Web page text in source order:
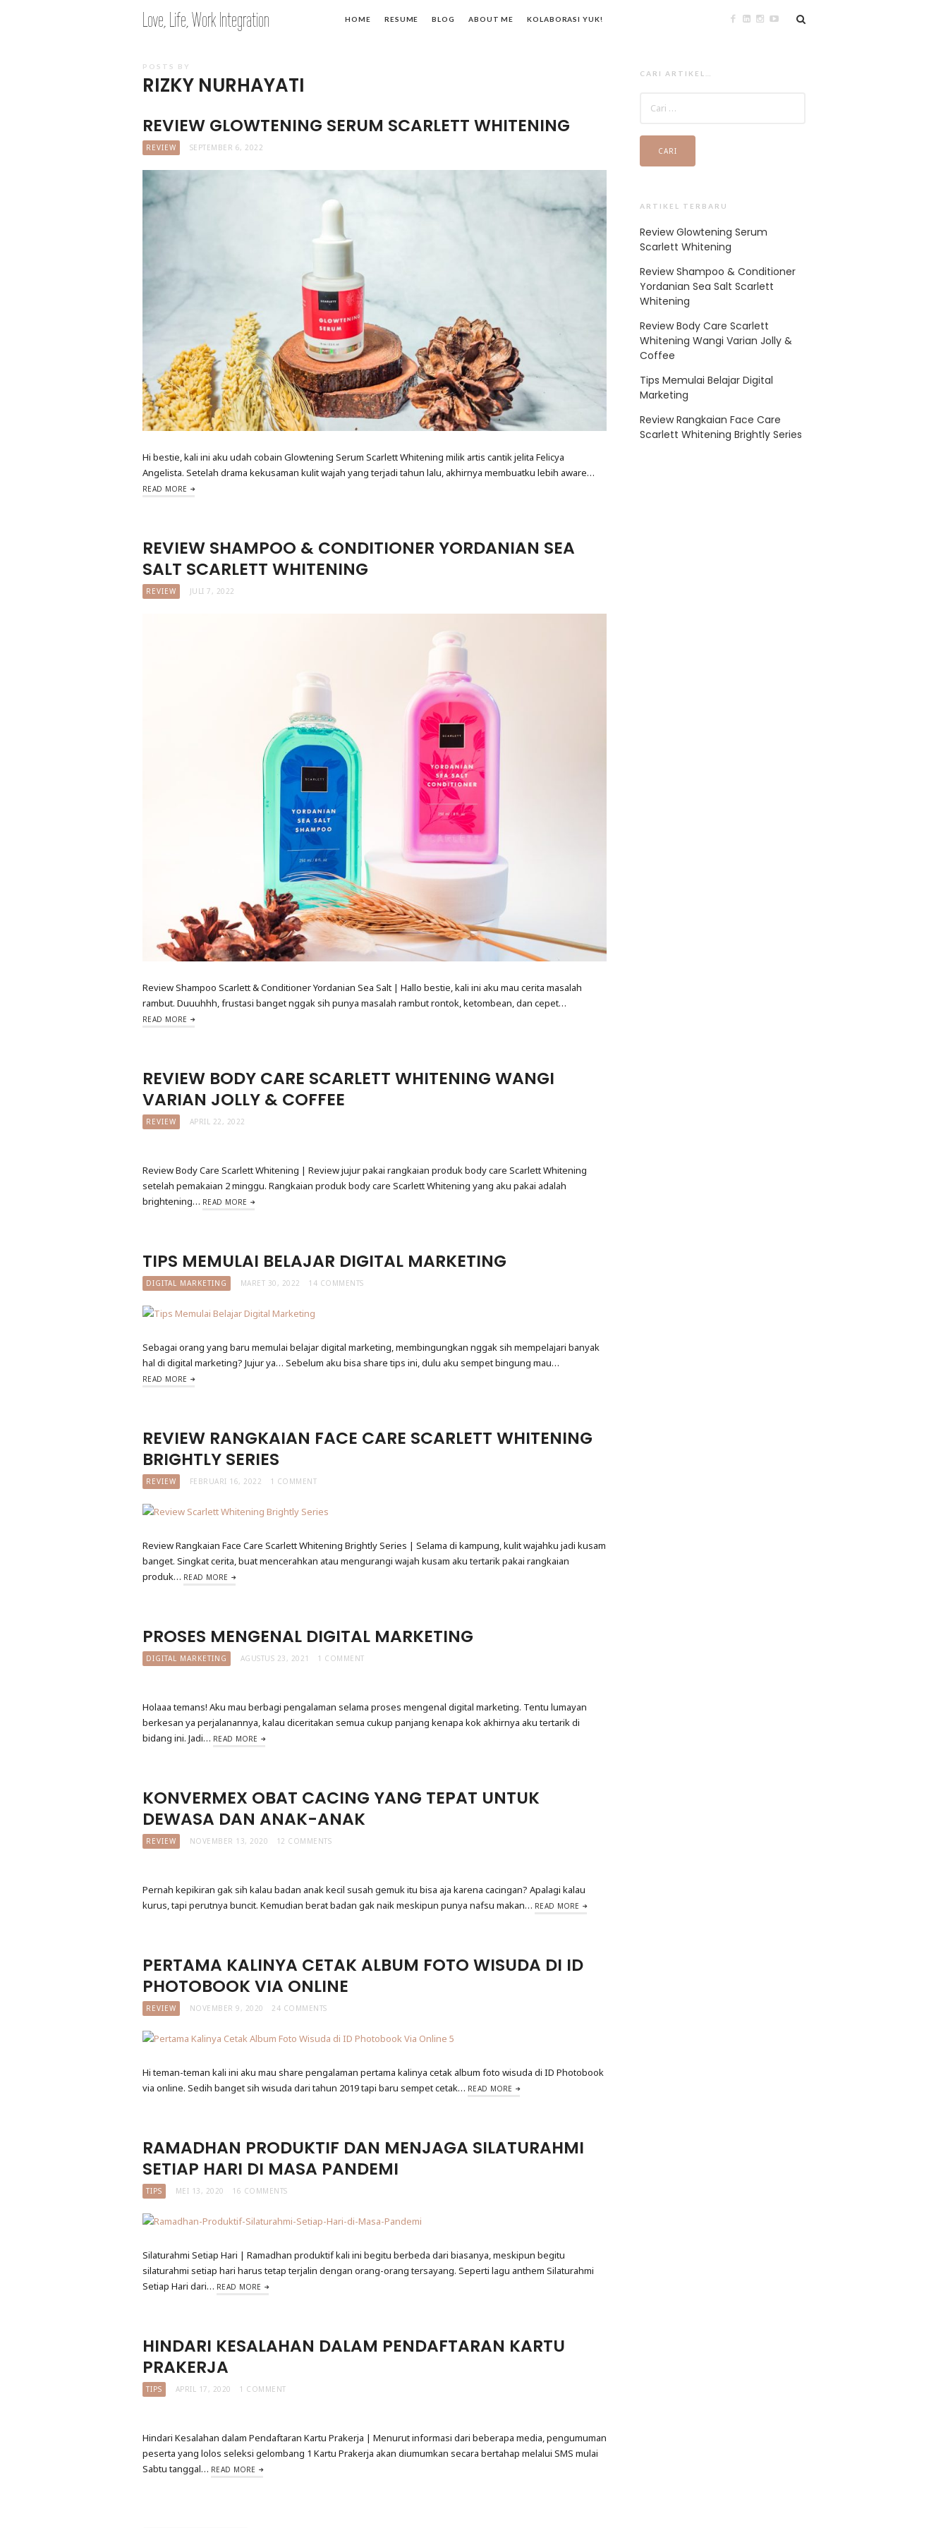
Love, Life, Work Integration HOME RESUME BLOG ABOUT ME KOLABORASI YUK!
POSTS BY
RIZKY NURHAYATI
REVIEW GLOWTENING SERUM SCARLETT WHITENING
REVIEW SEPTEMBER 6, 2022
Hi bestie, kali ini aku udah cobain Glowtening Serum Scarlett Whitening milik artis cantik jelita Felicya
Angelista. Setelah drama kekusaman kulit wajah yang terjadi tahun lalu, akhirnya membuatku lebih aware…
READ MORE
REVIEW SHAMPOO & CONDITIONER YORDANIAN SEA
SALT SCARLETT WHITENING
REVIEW JULI 7, 2022
Review Shampoo Scarlett & Conditioner Yordanian Sea Salt | Hallo bestie, kali ini aku mau cerita masalah
rambut. Duuuhhh, frustasi banget nggak sih punya masalah rambut rontok, ketombean, dan cepet…
READ MORE
REVIEW BODY CARE SCARLETT WHITENING WANGI
VARIAN JOLLY & COFFEE
REVIEW APRIL 22, 2022
Review Body Care Scarlett Whitening | Review jujur pakai rangkaian produk body care Scarlett Whitening
setelah pemakaian 2 minggu. Rangkaian produk body care Scarlett Whitening yang aku pakai adalah
brightening… READ MORE
TIPS MEMULAI BELAJAR DIGITAL MARKETING
DIGITAL MARKETING MARET 30, 2022 14 COMMENTS
Sebagai orang yang baru memulai belajar digital marketing, membingungkan nggak sih mempelajari banyak
hal di digital marketing? Jujur ya… Sebelum aku bisa share tips ini, dulu aku sempet bingung mau…
READ MORE
REVIEW RANGKAIAN FACE CARE SCARLETT WHITENING
BRIGHTLY SERIES
REVIEW FEBRUARI 16, 2022 1 COMMENT
Review Rangkaian Face Care Scarlett Whitening Brightly Series | Selama di kampung, kulit wajahku jadi kusam
banget. Singkat cerita, buat mencerahkan atau mengurangi wajah kusam aku tertarik pakai rangkaian
produk… READ MORE
PROSES MENGENAL DIGITAL MARKETING
DIGITAL MARKETING AGUSTUS 23, 2021 1 COMMENT
Holaaa temans! Aku mau berbagi pengalaman selama proses mengenal digital marketing. Tentu lumayan
berkesan ya perjalanannya, kalau diceritakan semua cukup panjang kenapa kok akhirnya aku tertarik di
bidang ini. Jadi… READ MORE
KONVERMEX OBAT CACING YANG TEPAT UNTUK
DEWASA DAN ANAK-ANAK
REVIEW NOVEMBER 13, 2020 12 COMMENTS
Pernah kepikiran gak sih kalau badan anak kecil susah gemuk itu bisa aja karena cacingan? Apalagi kalau
kurus, tapi perutnya buncit. Kemudian berat badan gak naik meskipun punya nafsu makan… READ MORE
PERTAMA KALINYA CETAK ALBUM FOTO WISUDA DI ID
PHOTOBOOK VIA ONLINE
REVIEW NOVEMBER 9, 2020 24 COMMENTS
Hi teman-teman kali ini aku mau share pengalaman pertama kalinya cetak album foto wisuda di ID Photobook
via online. Sedih banget sih wisuda dari tahun 2019 tapi baru sempet cetak… READ MORE
RAMADHAN PRODUKTIF DAN MENJAGA SILATURAHMI
SETIAP HARI DI MASA PANDEMI
TIPS MEI 13, 2020 16 COMMENTS
Silaturahmi Setiap Hari | Ramadhan produktif kali ini begitu berbeda dari biasanya, meskipun begitu
silaturahmi setiap hari harus tetap terjalin dengan orang-orang tersayang. Seperti lagu anthem Silaturahmi
Setiap Hari dari… READ MORE
HINDARI KESALAHAN DALAM PENDAFTARAN KARTU
PRAKERJA
TIPS APRIL 17, 2020 1 COMMENT
Hindari Kesalahan dalam Pendaftaran Kartu Prakerja | Menurut informasi dari beberapa media, pengumuman
peserta yang lolos seleksi gelombang 1 Kartu Prakerja akan diumumkan secara bertahap melalui SMS mulai
Sabtu tanggal… READ MORE
CARI ARTIKEL…
UNTUK:
ARTIKEL TERBARU
Review Glowtening Serum
Scarlett Whitening
Review Shampoo & Conditioner
Yordanian Sea Salt Scarlett
Whitening
Review Body Care Scarlett
Whitening Wangi Varian Jolly &
Coffee
Tips Memulai Belajar Digital
Marketing
Review Rangkaian Face Care
Scarlett Whitening Brightly Series